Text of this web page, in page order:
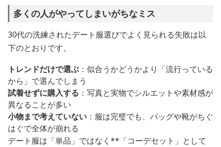
多くの人がやってしまいがちなミス
30代の洗練されたデート服選びでよく見られる失敗は以
下のとおりです。
トレンドだけで選ぶ ：似合うかどうかより「流行っている
から」で選んでしまう
試着せずに購入する ：写真と実物でシルエットや素材感が
異なることが多い
小物まで考えていない ：服は完璧でも、バッグや靴がちぐ
はぐで全体が崩れる
デート服は「単品」ではなく**「コーデセット」として